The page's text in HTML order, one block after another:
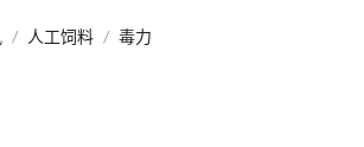
/ 人工饲料 / 毒力